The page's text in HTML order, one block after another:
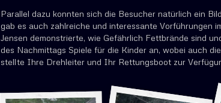
Parallel dazu konnten sich die Besucher natürlich ein
gab es auch zahlreiche und interessante Vorführungen
Jensen demonstrierte, wie Gefährlich Fettbrände sind
des Nachmittags Spiele für die Kinder an, wobei auch
stellte Ihre Drehleiter und Ihr Rettungsboot zur